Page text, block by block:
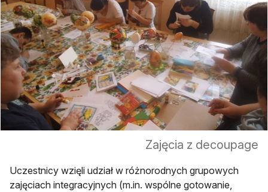
Zajęcia z decoupage
Uczestnicy wzięli udział w różnorodnych grupowych
zajęciach integracyjnych (m.in. wspólne gotowanie,